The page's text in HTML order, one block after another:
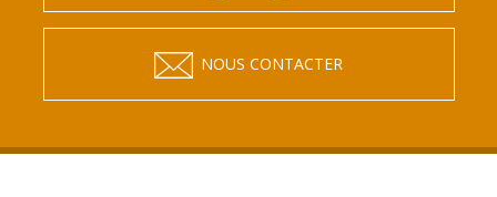
NOUS CONTACTER